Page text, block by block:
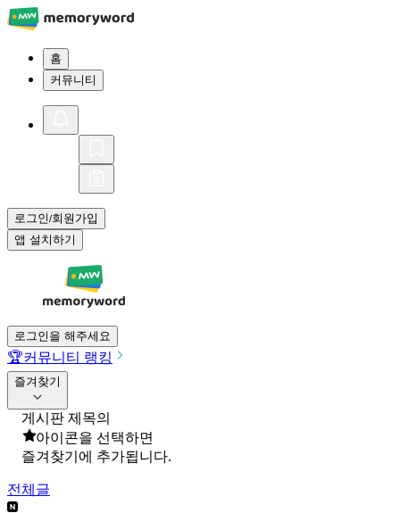
홈
커뮤니티
로그인/회원가입
앱 설치하기
로그인을 해주세요
🏆커뮤니티 랭킹
즐겨찾기
게시판 제목의
아이콘을 선택하면
즐겨찾기에 추가됩니다.
전체글